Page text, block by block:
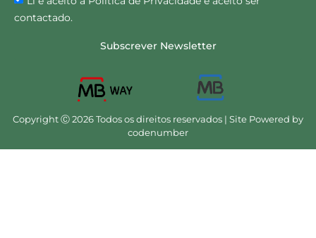
contactado.
Subscrever Newsletter
Copyright Ⓒ 2026 Todos os direitos reservados | Site Powered by
codenumber